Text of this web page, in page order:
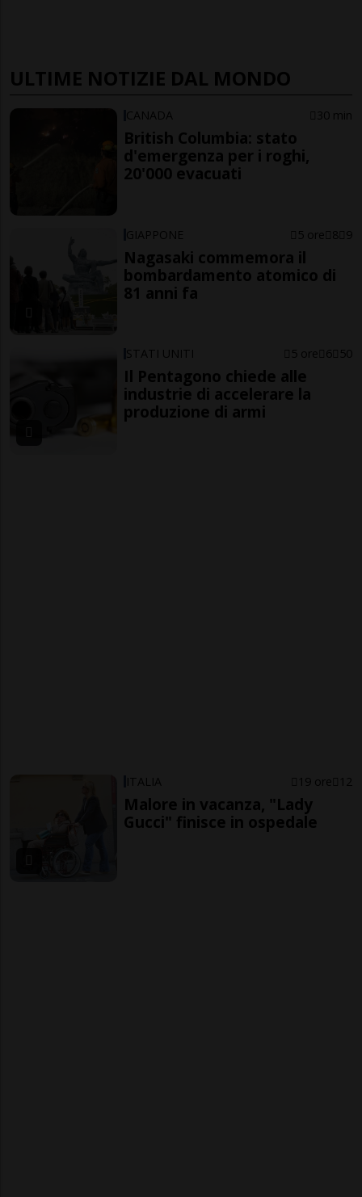
ULTIME NOTIZIE DAL MONDO
CANADA 30 min
British Columbia: stato
d'emergenza per i roghi,
20'000 evacuati
GIAPPONE 5 ore 8 9
Nagasaki commemora il
bombardamento atomico di
81 anni fa
STATI UNITI 5 ore 6 50
Il Pentagono chiede alle
industrie di accelerare la
produzione di armi
ITALIA 19 ore 12
Malore in vacanza, "Lady
Gucci" finisce in ospedale